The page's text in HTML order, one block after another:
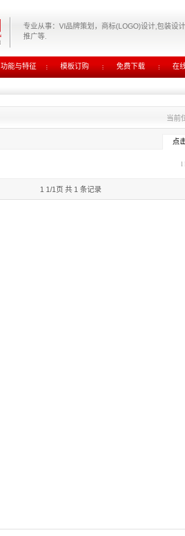
专业从事：VI品牌策划，商标(LOGO)设计,包装设
推广等.
功能与特征 模板订购 免费下载 在
当前
点
1 1/1页 共 1 条记录